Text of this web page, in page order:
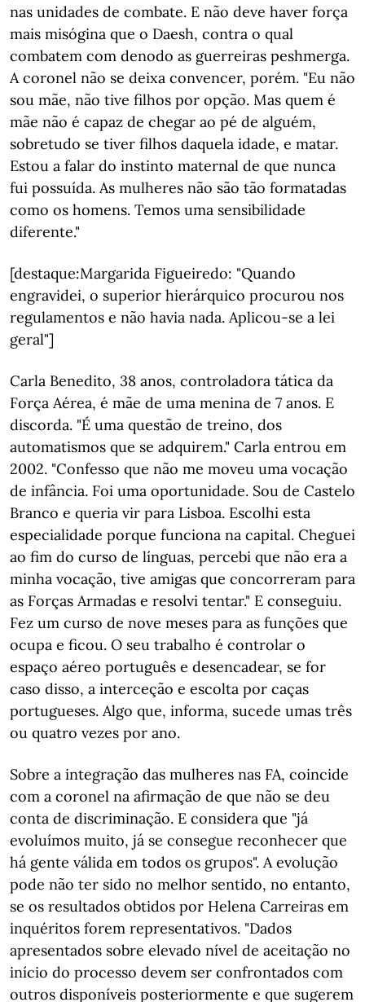
nas unidades de combate. E não deve haver força
mais misógina que o Daesh, contra o qual
combatem com denodo as guerreiras peshmerga.
A coronel não se deixa convencer, porém. "Eu não
sou mãe, não tive filhos por opção. Mas quem é
mãe não é capaz de chegar ao pé de alguém,
sobretudo se tiver filhos daquela idade, e matar.
Estou a falar do instinto maternal de que nunca
fui possuída. As mulheres não são tão formatadas
como os homens. Temos uma sensibilidade
diferente."
[destaque:Margarida Figueiredo: "Quando
engravidei, o superior hierárquico procurou nos
regulamentos e não havia nada. Aplicou-se a lei
geral"]
Carla Benedito, 38 anos, controladora tática da
Força Aérea, é mãe de uma menina de 7 anos. E
discorda. "É uma questão de treino, dos
automatismos que se adquirem." Carla entrou em
2002. "Confesso que não me moveu uma vocação
de infância. Foi uma oportunidade. Sou de Castelo
Branco e queria vir para Lisboa. Escolhi esta
especialidade porque funciona na capital. Cheguei
ao fim do curso de línguas, percebi que não era a
minha vocação, tive amigas que concorreram para
as Forças Armadas e resolvi tentar." E conseguiu.
Fez um curso de nove meses para as funções que
ocupa e ficou. O seu trabalho é controlar o
espaço aéreo português e desencadear, se for
caso disso, a interceção e escolta por caças
portugueses. Algo que, informa, sucede umas três
ou quatro vezes por ano.
Sobre a integração das mulheres nas FA, coincide
com a coronel na afirmação de que não se deu
conta de discriminação. E considera que "já
evoluímos muito, já se consegue reconhecer que
há gente válida em todos os grupos". A evolução
pode não ter sido no melhor sentido, no entanto,
se os resultados obtidos por Helena Carreiras em
inquéritos forem representativos. "Dados
apresentados sobre elevado nível de aceitação no
início do processo devem ser confrontados com
outros disponíveis posteriormente e que sugerem